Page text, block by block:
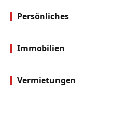
Persönliches
Immobilien
Vermietungen